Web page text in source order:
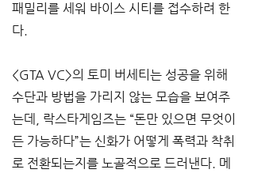
패밀리를 세워 바이스 시티를 접수하려 한
다.
<GTA VC>의 토미 버세티는 성공을 위해
수단과 방법을 가리지 않는 모습을 보여주
는데, 락스타게임즈는 “돈만 있으면 무엇이
든 가능하다”는 신화가 어떻게 폭력과 착취
로 전환되는지를 노골적으로 드러낸다. 메